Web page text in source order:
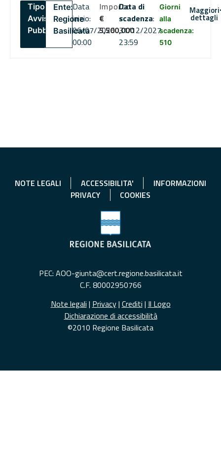
Tipo:
Avviso
Pubblico
Ente:
Regione
Basilicata
Data
inizio:
06/07/2026
00:00
Importo
€
5,500,000
Data di
scadenza:
31/12/2027
23:59
Giorni
alla
scadenza:
510
Maggiori
dettagli
NOTE LEGALI ACCESSIBILITA'
INFORMAZIONI
PRIVACY
COOKIES
PEC: AOO-giunta@cert.regione.basilicata.it
C.F. 80002950766
Note legali | Privacy| Crediti | Il Logo
Dichiarazione di accessibilità
©2010 Regione Basilicata